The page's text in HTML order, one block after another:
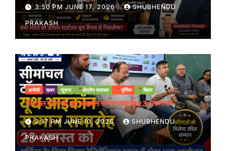
3:50 PM JUNE 17, 2026 SHUBHENDU
PRAKASH
अजेंसी ख़बर सूचना क्षेत्रीय समाचार पूर्णिया बिहार
सीमांचल टॉक सह यूथ आइकॉन सम्मान समारोह 23 अगस्त को
2:17 PM JUNE 10, 2026 SHUBHENDU
PRAKASH